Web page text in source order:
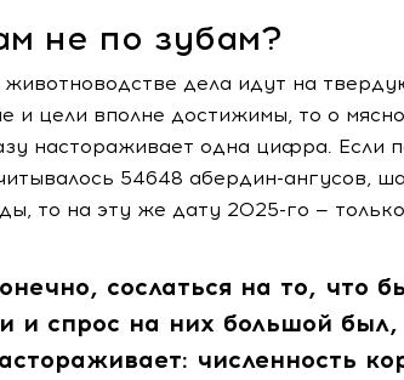
не по зубам?
животноводстве дела идут на
и цели вполне достижимы, то о
настораживает одна цифра. Если
54648 абердин-ангусов,
то на эту же дату 2025-го —
сослаться на то, что
и спрос на них большой был,
численность